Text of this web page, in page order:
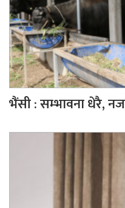
भैंसी : सम्भावना धेरै,